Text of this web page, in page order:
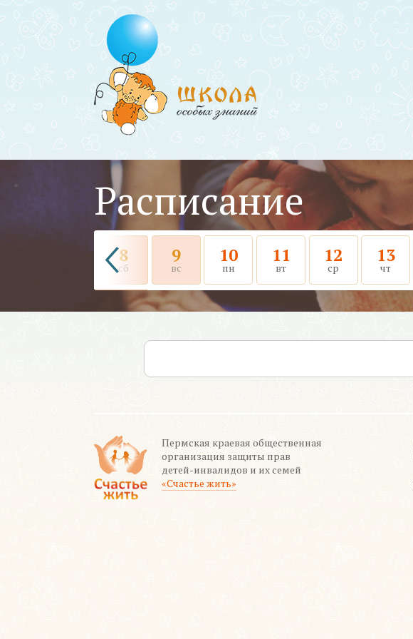
Расписание
8
сб
9
вс
10
пн
11
вт
12
ср
13
чт
Пермская краевая общественная
организация защиты прав
детей-инвалидов и их семей
«Счастье жить»